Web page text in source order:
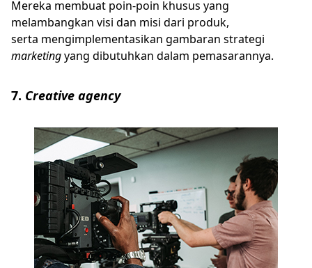
Mereka membuat poin-poin khusus yang
melambangkan visi dan misi dari produk,
serta mengimplementasikan gambaran strategi
marketingyang dibutuhkan dalam pemasarannya.
7. Creative agency